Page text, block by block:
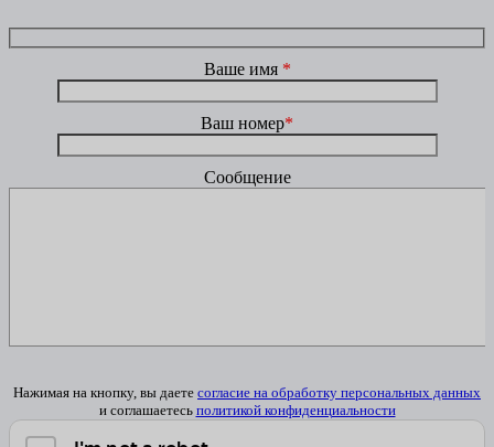
Ваше имя *
Ваш номер*
Сообщение
Нажимая на кнопку, вы даете согласие на обработку персональных данных
и соглашаетесь политикой конфиденциальности